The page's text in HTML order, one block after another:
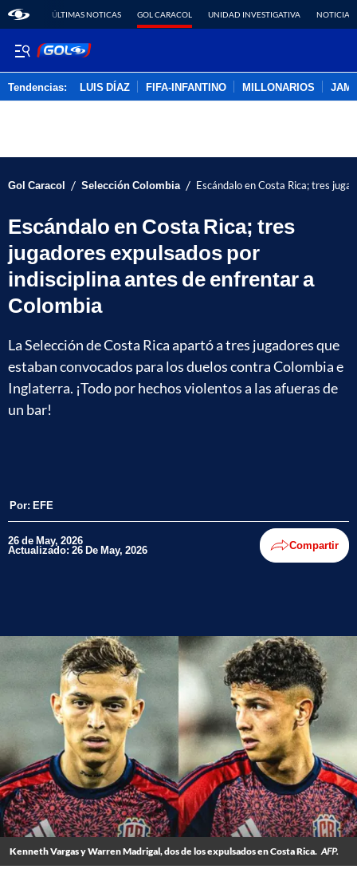
ÚLTIMAS NOTICAS GOL CARACOL UNIDAD INVESTIGATIVA NOTICIAS
Tendencias: LUIS DÍAZ FIFA-INFANTINO MILLONARIOS
Gol Caracol / Selección Colombia / Escándalo en Costa Rica; tres
Escándalo en Costa Rica; tres
jugadores expulsados por
indisciplina antes de enfrentar a
Colombia
La Selección de Costa Rica apartó a tres jugadores que
estaban convocados para los duelos contra Colombia e
Inglaterra. ¡Todo por hechos violentos a las afueras de
un bar!
Por: EFE
26 de May, 2026
Actualizado: 26 De May, 2026 Compartir
Kenneth Vargas y Warren Madrigal, dos de los expulsados en Costa Rica. AFP.